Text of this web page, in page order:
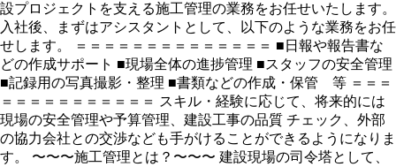
設プロジェクトを支える施工管理の業務をお任せいたします。
入社後、まずはアシスタントとして、以下のような業務をお任
せします。 ＝＝＝＝＝＝＝＝＝＝＝＝＝＝ ■日報や報告書な
どの作成サポート ■現場全体の進捗管理 ■スタッフの安全管理
■記録用の写真撮影・整理 ■書類などの作成・保管 等 ＝＝＝
＝＝＝＝＝＝＝＝＝＝＝ スキル・経験に応じて、将来的には
現場の安全管理や予算管理、建設工事の品質 チェック、外部
の協力会社との交渉なども手がけることができるようになりま
す。 〜〜〜施工管理とは？〜〜〜 建設現場の司令塔として、